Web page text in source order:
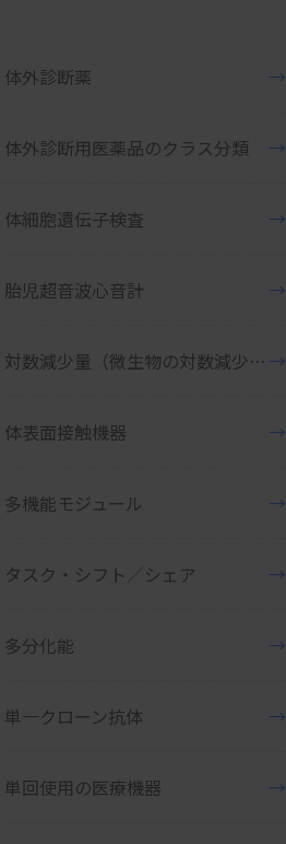
体外診断薬 →
体外診断用医薬品のクラス分類 →
体細胞遺伝子検査 →
胎児超音波心音計 →
対数減少量（微生物の対数減少量） →
体表面接触機器 →
多機能モジュール →
タスク・シフト／シェア →
多分化能 →
単一クローン抗体 →
単回使用の医療機器 →